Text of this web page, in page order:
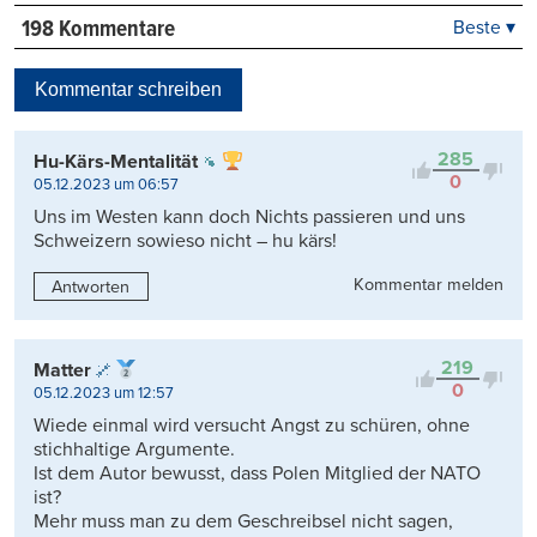
198 Kommentare
Kontrovers
Beste ▾
Kommentar schreiben
285
0
Hu-Kärs-Mentalität
05.12.2023 um 06:57
Uns im Westen kann doch Nichts passieren und uns
Schweizern sowieso nicht – hu kärs!
Antworten Kommentar melden
219
0
Matter
05.12.2023 um 12:57
Wiede einmal wird versucht Angst zu schüren, ohne
stichhaltige Argumente.
Ist dem Autor bewusst, dass Polen Mitglied der NATO
ist?
Mehr muss man zu dem Geschreibsel nicht sagen,